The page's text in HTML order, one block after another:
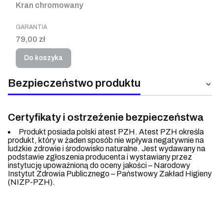
Kran chromowany
PRODUCENT
GARANTIA
Cena
79,00 zł
Do koszyka
Bezpieczeństwo produktu
Certyfikaty i ostrzeżenie bezpieczeństwa
Produkt posiada polski atest PZH. Atest PZH określa
produkt, który w żaden sposób nie wpływa negatywnie na
ludzkie zdrowie i środowisko naturalne. Jest wydawany na
podstawie zgłoszenia producenta i wystawiany przez
instytucję upoważnioną do oceny jakości – Narodowy
Instytut Zdrowia Publicznego – Państwowy Zakład Higieny
(NIZP-PZH).